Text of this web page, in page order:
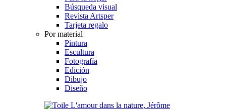
Búsqueda visual
Revista Artsper
Tarjeta regalo
Por material
Pintura
Escultura
Fotografía
Edición
Dibujo
Diseño